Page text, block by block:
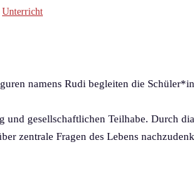
Unterricht
namens Rudi begleiten die
gesellschaftlichen Teilhabe. Durch
zentrale Fragen des Lebens